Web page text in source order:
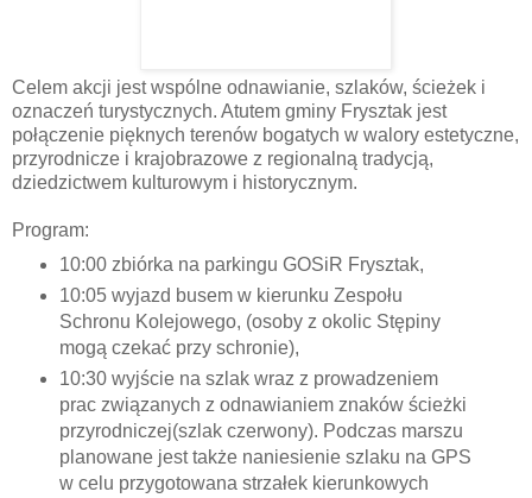
Celem akcji jest wspólne odnawianie, szlaków, ścieżek i
oznaczeń turystycznych. Atutem gminy Frysztak jest
połączenie pięknych terenów bogatych w walory estetyczne,
przyrodnicze i krajobrazowe z regionalną tradycją,
dziedzictwem kulturowym i historycznym.
Program:
10:00 zbiórka na parkingu GOSiR Frysztak,
10:05 wyjazd busem w kierunku Zespołu
Schronu Kolejowego, (osoby z okolic Stępiny
mogą czekać przy schronie),
10:30 wyjście na szlak wraz z prowadzeniem
prac związanych z odnawianiem znaków ścieżki
przyrodniczej(szlak czerwony). Podczas marszu
planowane jest także naniesienie szlaku na GPS
w celu przygotowana strzałek kierunkowych